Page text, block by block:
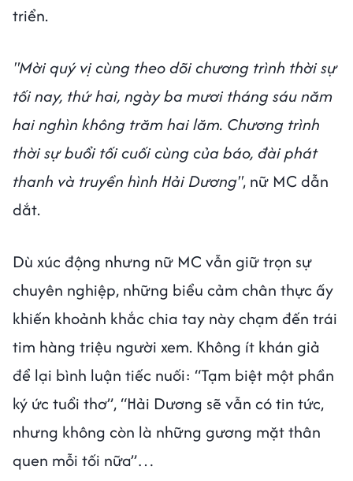
triển.
"Mời quý vị cùng theo dõi chương trình thời sự
tối nay, thứ hai, ngày ba mươi tháng sáu năm
hai nghìn không trăm hai lăm. Chương trình
thời sự buổi tối cuối cùng của báo, đài phát
thanh và truyền hình Hải Dương", nữ MC dẫn
dắt.
Dù xúc động nhưng nữ MC vẫn giữ trọn sự
chuyên nghiệp, những biểu cảm chân thực ấy
khiến khoảnh khắc chia tay này chạm đến trái
tim hàng triệu người xem. Không ít khán giả
để lại bình luận tiếc nuối: “Tạm biệt một phần
ký ức tuổi thơ”, “Hải Dương sẽ vẫn có tin tức,
nhưng không còn là những gương mặt thân
quen mỗi tối nữa”…